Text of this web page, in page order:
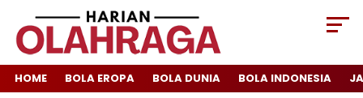
HOME BOLA EROPA BOLA DUNIA BOLA INDONESIA